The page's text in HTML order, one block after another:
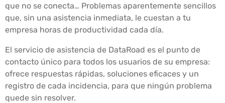
que no se conecta… Problemas aparentemente sencillos
que, sin una asistencia inmediata, le cuestan a tu
empresa horas de productividad cada día.
El servicio de asistencia de DataRoad es el punto de
contacto único para todos los usuarios de su empresa:
ofrece respuestas rápidas, soluciones eficaces y un
registro de cada incidencia, para que ningún problema
quede sin resolver.